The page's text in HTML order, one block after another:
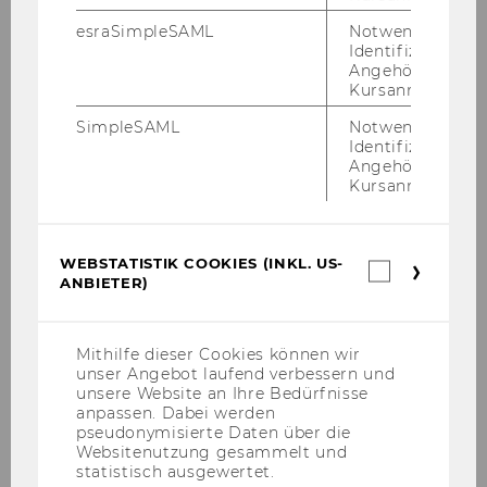
An­drew Wolk, Kel­ley Kreitz (2008): Busi­ness
Plan­ning for En­du­ring So­cial Im­pact. A Social-​
Entrepreneurial Ap­proach to Sol­ving So­cial
Plan­ning for Non­pro­fits. What it is and why it
mat­ters.
Coach Training Plattform
esraSimpleSAML
Notwendig zur
Identifizierung
Angehörige/r für
Kursanmeldung.
SimpleSAML
Notwendig zur
Identifizierung
Angehörige/r für
Kursanmeldung.
WEBSTATISTIK COOKIES (INKL. US-
ANBIETER)
Mithilfe dieser Cookies können wir
unser Angebot laufend verbessern und
unsere Website an Ihre Bedürfnisse
anpassen. Dabei werden
pseudonymisierte Daten über die
Websitenutzung gesammelt und
statistisch ausgewertet.